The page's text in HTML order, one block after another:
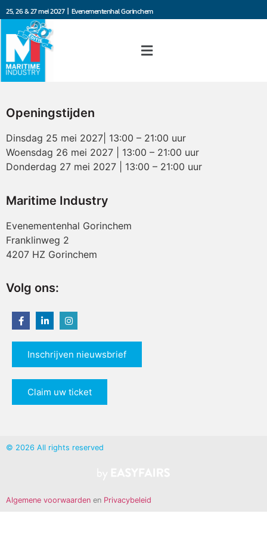
25, 26 & 27 mei 2027 | Evenementenhal Gorinchem
Openingstijden
Dinsdag 25 mei 2027| 13:00 – 21:00 uur
Woensdag 26 mei 2027 | 13:00 – 21:00 uur
Donderdag 27 mei 2027 | 13:00 – 21:00 uur
Maritime Industry
Evenementenhal Gorinchem
Franklinweg 2
4207 HZ Gorinchem
Volg ons:
Inschrijven nieuwsbrief
Claim uw ticket
© 2026 All rights reserved
Algemene voorwaarden en Privacybeleid